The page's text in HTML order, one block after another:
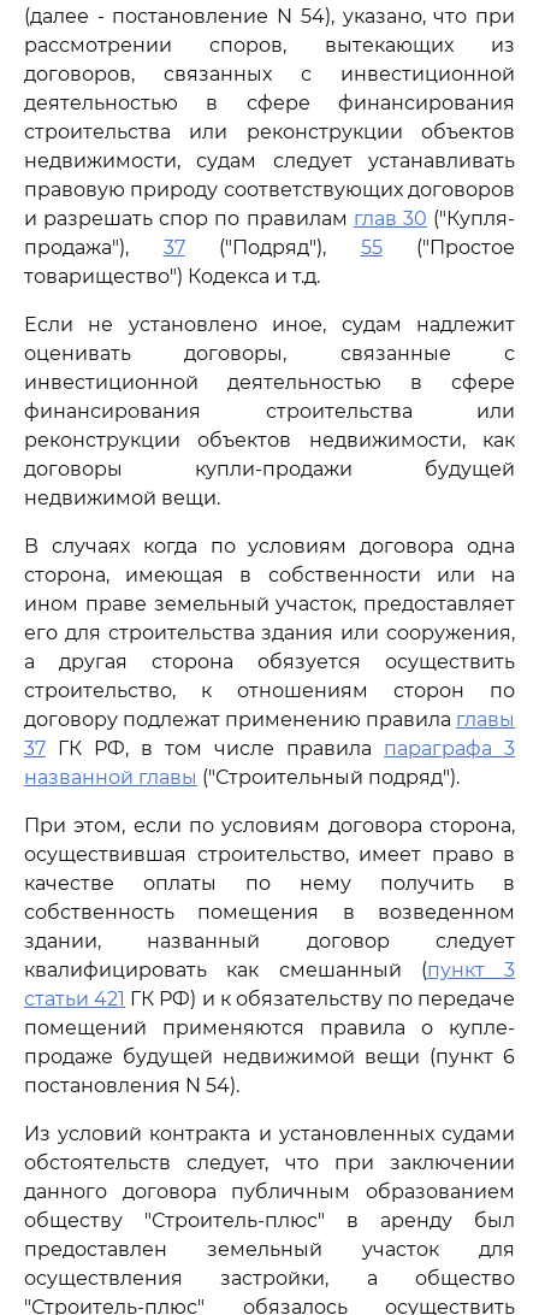
(далее - постановление N 54), указано, что при
рассмотрении споров, вытекающих из
договоров, связанных с инвестиционной
деятельностью в сфере финансирования
строительства или реконструкции объектов
недвижимости, судам следует устанавливать
правовую природу соответствующих договоров
и разрешать спор по правилам глав 30 ("Купля-
продажа"), 37("Подряд"), 55("Простое
товарищество") Кодекса и т.д.
Если не установлено иное, судам надлежит
оценивать договоры, связанные с
инвестиционной деятельностью в сфере
финансирования строительства или
реконструкции объектов недвижимости, как
договоры купли-продажи будущей
недвижимой вещи.
В случаях когда по условиям договора одна
сторона, имеющая в собственности или на
ином праве земельный участок, предоставляет
его для строительства здания или сооружения,
а другая сторона обязуется осуществить
строительство, к отношениям сторон по
договору подлежат применению правила главы
37 ГК РФ, в том числе правила параграфа 3
названной главы ("Строительный подряд").
При этом, если по условиям договора сторона,
осуществившая строительство, имеет право в
качестве оплаты по нему получить в
собственность помещения в возведенном
здании, названный договор следует
квалифицировать как смешанный (пункт 3
статьи 421 ГК РФ) и к обязательству по передаче
помещений применяются правила о купле-
продаже будущей недвижимой вещи (пункт 6
постановления N 54).
Из условий контракта и установленных судами
обстоятельств следует, что при заключении
данного договора публичным образованием
обществу "Строитель-плюс" в аренду был
предоставлен земельный участок для
осуществления застройки, а общество
"Строитель-плюс" обязалось осуществить